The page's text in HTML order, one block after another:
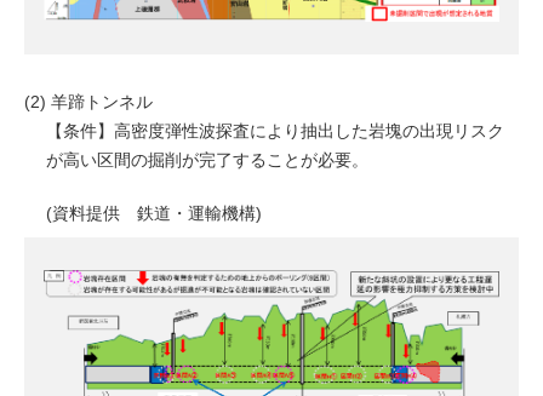
(2) 羊蹄トンネル
【条件】高密度弾性波探査により抽出した岩塊の出現リスク
が高い区間の掘削が完了することが必要。
(資料提供 鉄道・運輸機構)